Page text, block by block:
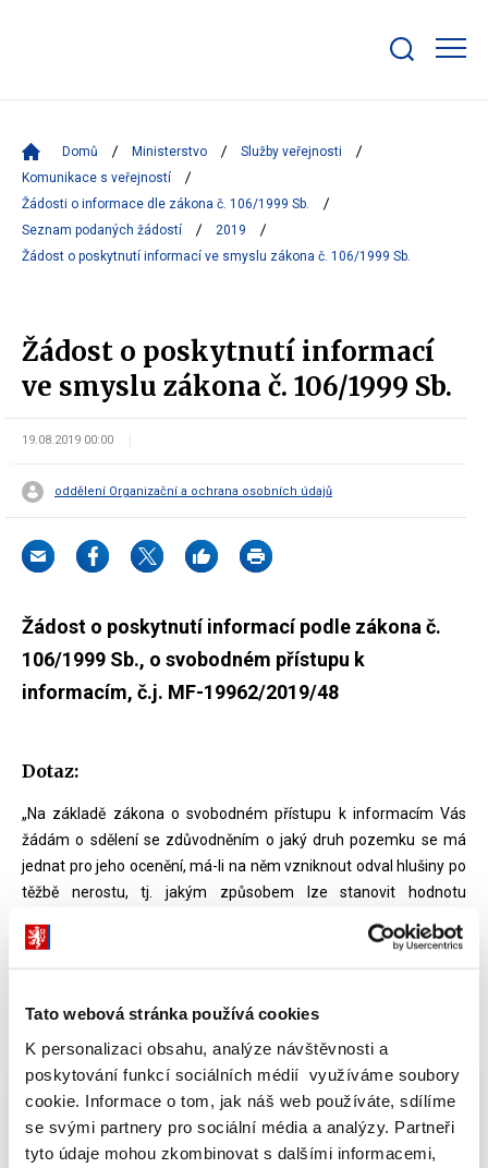
Tato webová stránka používá cookies
K personalizaci obsahu, analýze návštěvnosti a
poskytování funkcí sociálních médií využíváme soubory
cookie. Informace o tom, jak náš web používáte, sdílíme
se svými partnery pro sociální média a analýzy. Partneři
tyto údaje mohou zkombinovat s dalšími informacemi,
bar
Domů Ministerstvo
Služby veřejnosti
Komunikace s veřejností
Žádosti o informace dle zákona č. 106/1999 Sb.
Seznam podaných žádostí
2019
Žádost o poskytnutí informací ve smyslu zákona č. 106/1999 Sb.
Žádost o poskytnutí informací
ve smyslu zákona č. 106/1999 Sb.
19.08.2019 00:00
oddělení Organizační a ochrana osobních údajů
Žádost o poskytnutí informací podle zákona č.
106/1999 Sb., o svobodném přístupu k
informacím, č.j. MF-19962/2019/48
Dotaz:
„Na základě zákona o svobodném přístupu k informacím Vás
žádám o sdělení se zdůvodněním o jaký druh pozemku se má
jednat pro jeho ocenění, má-li na něm vzniknout odval hlušiny po
těžbě nerostu, tj. jakým způsobem lze stanovit hodnotu
Odpověď:
Dokumenty ke stažení
Info-106-99-MF-19962-2019-48 PDF (125kB)